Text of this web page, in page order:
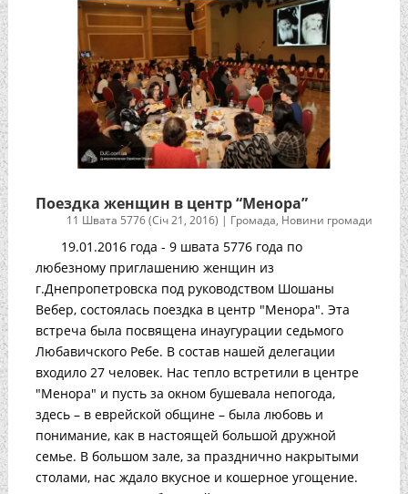
Поездка женщин в центр “Менора”
11 Швата 5776 (Січ 21, 2016) | Громада, Новини громади
19.01.2016 года - 9 швата 5776 года по
любезному приглашению женщин из
г.Днепропетровска под руководством Шошаны
Вебер, состоялась поездка в центр "Менора". Эта
встреча была посвящена инаугурации седьмого
Любавичского Ребе. В состав нашей делегации
входило 27 человек. Нас тепло встретили в центре
"Менора" и пусть за окном бушевала непогода,
здесь – в еврейской общине – была любовь и
понимание, как в настоящей большой дружной
семье. В большом зале, за празднично накрытыми
столами, нас ждало вкусное и кошерное угощение.